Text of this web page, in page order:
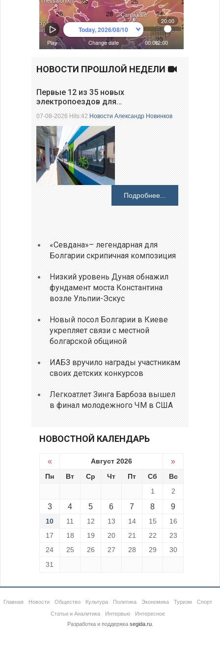
НОВОСТИ ПРОШЛОЙ НЕДЕЛИ
Первые 12 из 35 новых
электропоездов для…
07-08-2026 Hits:42Новости Александр Новинков
Подробнее...
«Севдана»– легендарная для
Болгарии скрипичная композиция
Низкий уровень Дуная обнажил
фундамент моста Константина
возле Ульпии-Эскус
Новый посол Болгарии в Киеве
укрепляет связи с местной
болгарской общиной
ИАБЗ вручило награды участникам
своих детских конкурсов
Легкоатлет Зинга Барбоза вышел
в финал молодежного ЧМ в США
НОВОСТНОЙ КАЛЕНДАРЬ
« Август 2026 »
Пн Вт Ср Чт Пт Сб
Вс
1
2
3 4 5 6 7 8 9
10 11 12 13 14 15
16
17
18 19 20 21 22
23
24
25 26 27 28 29
30
31
Главная Новости Общество Культура Политика Экономика Туризм
Спорт
Статьи и Аналитика
Интервью
Интересное
Разработка и поддержка segida.ru.